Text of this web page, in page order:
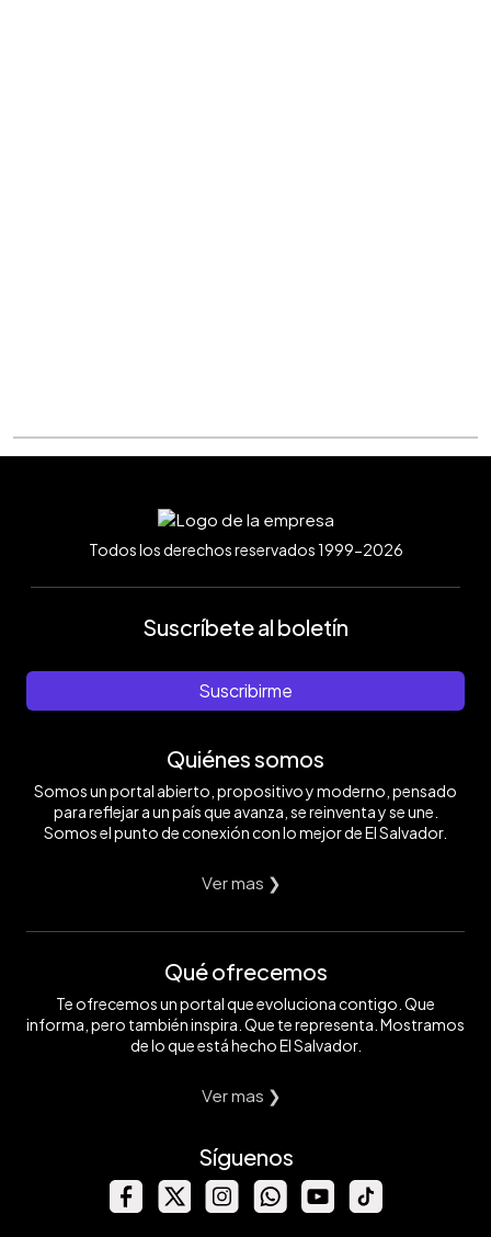
Todos los derechos reservados 1999-2026
Suscríbete al boletín
Suscribirme
Quiénes somos
Somos un portal abierto, propositivo y moderno, pensado
para reflejar a un país que avanza, se reinventa y se une.
Somos el punto de conexión con lo mejor de El Salvador.
Ver mas ❯
Qué ofrecemos
Te ofrecemos un portal que evoluciona contigo. Que
informa, pero también inspira. Que te representa. Mostramos
de lo que está hecho El Salvador.
Ver mas ❯
Síguenos